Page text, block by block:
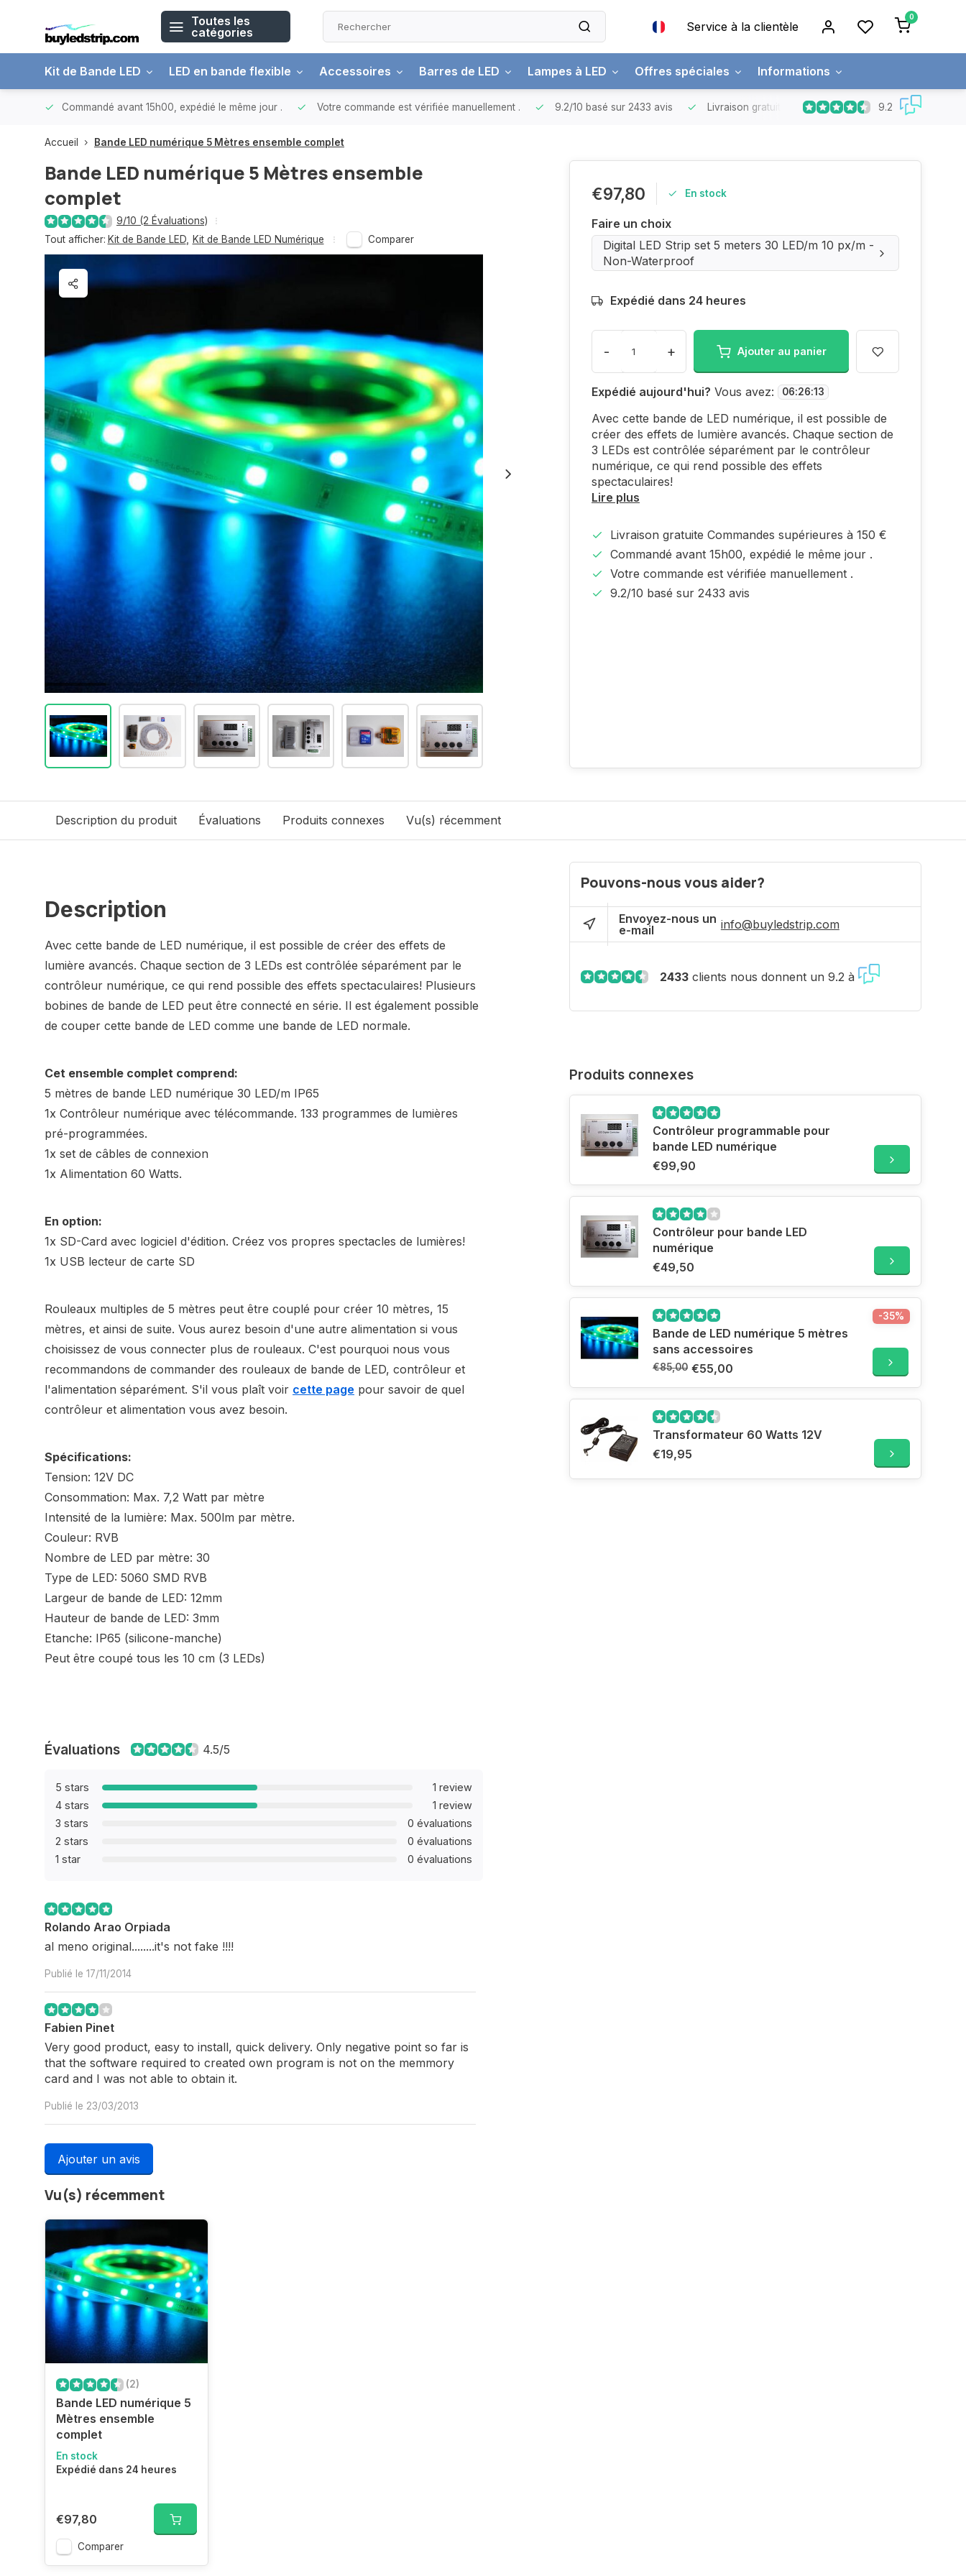
Toutes les
catégories
Service à la clientèle
0
Kit de Bande LED LED en bande flexible Accessoires Barres de LED Lampes à LED Offres spéciales Informations
Commandé avant 15h00, expédié le même jour . Votre commande est vérifiée manuellement . 9.2/10 basé sur 2433 avis Livraison gratuite Commandes supérieures à 150 €
9.2
Accueil Bande LED numérique 5 Mètres ensemble complet
Bande LED numérique 5 Mètres ensemble
complet
9/10 (2 Évaluations)
Tout afficher: Kit de Bande LED, Kit de Bande LED Numérique Comparer
€97,80 En stock
Faire un choix
Digital LED Strip set 5 meters 30 LED/m 10 px/m -
Non-Waterproof
Expédié dans 24 heures
- + Ajouter au panier
Expédié aujourd'hui? Vous avez: 06:26:12
Avec cette bande de LED numérique, il est possible de
créer des effets de lumière avancés. Chaque section de
3 LEDs est contrôlée séparément par le contrôleur
numérique, ce qui rend possible des effets
spectaculaires!
Lire plus
Livraison gratuite Commandes supérieures à 150 €
Commandé avant 15h00, expédié le même jour .
Votre commande est vérifiée manuellement .
9.2/10 basé sur 2433 avis
Description du produit Évaluations Produits connexes Vu(s) récemment
Description
Avec cette bande de LED numérique, il est possible de créer des effets de
lumière avancés. Chaque section de 3 LEDs est contrôlée séparément par le
contrôleur numérique, ce qui rend possible des effets spectaculaires! Plusieurs
bobines de bande de LED peut être connecté en série. Il est également possible
de couper cette bande de LED comme une bande de LED normale.
Cet ensemble complet comprend:
5 mètres de bande LED numérique 30 LED/m IP65
1x Contrôleur numérique avec télécommande. 133 programmes de lumières
pré-programmées.
1x set de câbles de connexion
1x Alimentation 60 Watts.
En option:
1x SD-Card avec logiciel d'édition. Créez vos propres spectacles de lumières!
1x USB lecteur de carte SD
Rouleaux multiples de 5 mètres peut être couplé pour créer 10 mètres, 15
mètres, et ainsi de suite. Vous aurez besoin d'une autre alimentation si vous
choisissez de vous connecter plus de rouleaux. C'est pourquoi nous vous
recommandons de commander des rouleaux de bande de LED, contrôleur et
l'alimentation séparément. S'il vous plaît voir cette page pour savoir de quel
contrôleur et alimentation vous avez besoin.
Spécifications:
Tension: 12V DC
Consommation: Max. 7,2 Watt par mètre
Intensité de la lumière: Max. 500lm par mètre.
Couleur: RVB
Nombre de LED par mètre: 30
Type de LED: 5060 SMD RVB
Largeur de bande de LED: 12mm
Hauteur de bande de LED: 3mm
Etanche: IP65 (silicone-manche)
Peut être coupé tous les 10 cm (3 LEDs)
Évaluations 4.5/5
5 stars
1 review
4 stars
1 review
3 stars
0 évaluations
2 stars
0 évaluations
1 star
0 évaluations
Rolando Arao Orpiada
al meno original........it's not fake !!!!
Publié le 17/11/2014
Fabien Pinet
Very good product, easy to install, quick delivery. Only negative point so far is
that the software required to created own program is not on the memmory
card and I was not able to obtain it.
Publié le 23/03/2013
Ajouter un avis
Pouvons-nous vous aider?
Envoyez-nous un
e-mail
info@buyledstrip.com
2433 clients nous donnent un 9.2 à
Produits connexes
Contrôleur programmable pour
bande LED numérique
€99,90
Contrôleur pour bande LED
numérique
€49,50
Bande de LED numérique 5 mètres
sans accessoires
€85,00 €55,00
-35%
Transformateur 60 Watts 12V
€19,95
Vu(s) récemment
(2)
Bande LED numérique 5
Mètres ensemble
complet
En stock
Expédié dans 24 heures
€97,80
Comparer